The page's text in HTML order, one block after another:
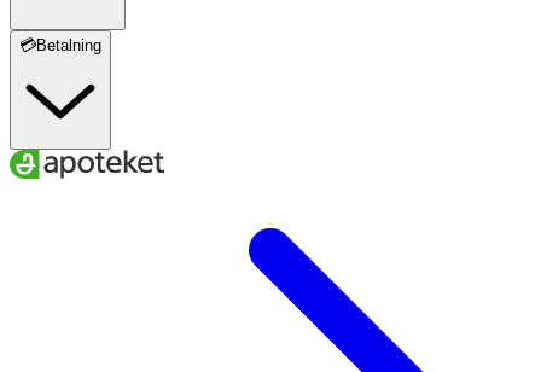
💳Betalning